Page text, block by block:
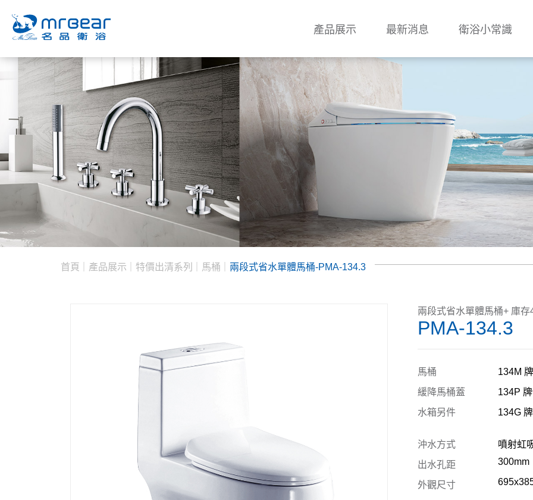
產品展示 最新消息 衛浴小常識
首頁 產品展示 特價出清系列 馬桶 兩段式省水單體馬桶-PMA-134.3
兩段式省水單體馬桶+ 庫存
PMA-134.3
馬桶
134M
緩降馬桶蓋
134P
水箱另件
134G
沖水方式
噴射虹
出水孔距
300mm
外觀尺寸